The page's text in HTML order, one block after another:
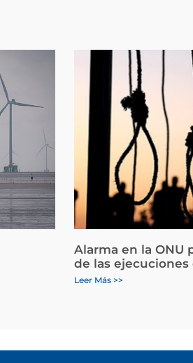
Alarma en la ONU
de las ejecuciones
Leer Más >>